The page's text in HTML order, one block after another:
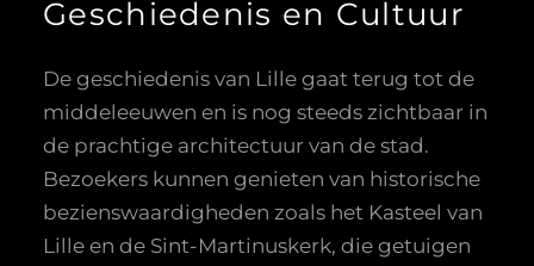
Geschiedenis en Cultuur
De geschiedenis van Lille gaat terug tot de
middeleeuwen en is nog steeds zichtbaar in
de prachtige architectuur van de stad.
Bezoekers kunnen genieten van historische
bezienswaardigheden zoals het Kasteel van
Lille en de Sint-Martinuskerk, die getuigen